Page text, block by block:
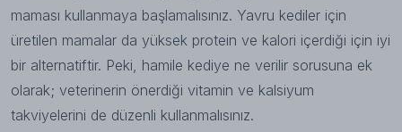
maması kullanmaya başlamalısınız. Yavru kediler için
üretilen mamalar da yüksek protein ve kalori içerdiği için iyi
bir alternatiftir. Peki, hamile kediye ne verilir sorusuna ek
olarak; veterinerin önerdiği vitamin ve kalsiyum
takviyelerini de düzenli kullanmalısınız.